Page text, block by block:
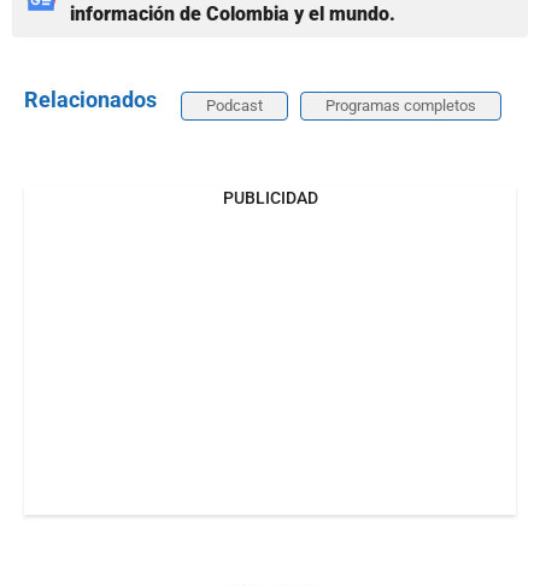
información de Colombia y el mundo.
Relacionados Podcast Programas completos
PUBLICIDAD